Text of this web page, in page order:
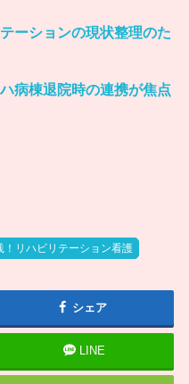
ーションの現状整理のた
病棟退院時の連携が焦点
！リハビリテーション看護
シェア
LINE